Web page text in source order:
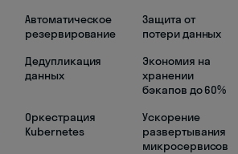
Автоматическое
резервирование
Защита от
потери данных
Дедупликация
данных
Экономия на
хранении
бэкапов до 60%
Оркестрация
Kubernetes
Ускорение
развертывания
микросервисов